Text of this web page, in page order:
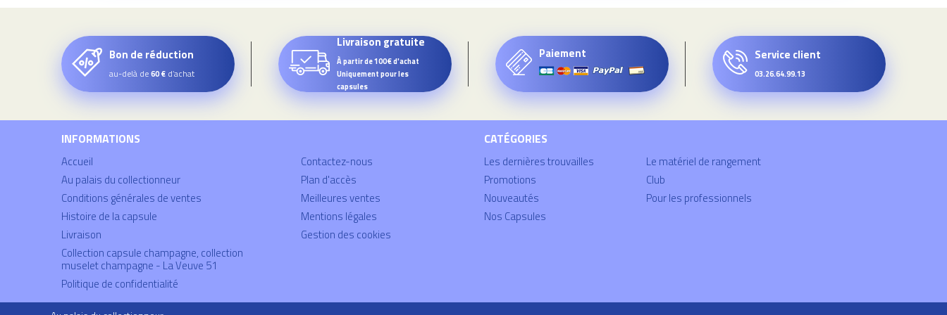
Bon de réduction
au-delà de60 € d’achat
Livraison gratuite
À partir de 100€ d'achat
Uniquement pour les
capsules
Paiement Service client
03.26.64.99.13
INFORMATIONS
Accueil
Au palais du collectionneur
Conditions générales de ventes
Histoire de la capsule
Livraison
Collection capsule champagne, collection
muselet champagne - La Veuve 51
Politique de confidentialité
Contactez-nous
Plan d'accès
Meilleures ventes
Mentions légales
Gestion des cookies
CATÉGORIES
Les dernières trouvailles
Promotions
Nouveautés
Nos Capsules
Le matériel de rangement
Club
Pour les professionnels